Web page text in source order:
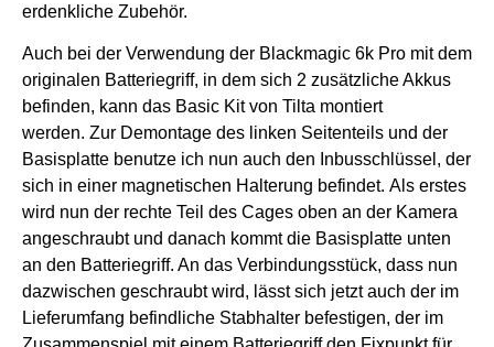
erdenkliche Zubehör.
Auch bei der Verwendung der Blackmagic 6k Pro mit dem
originalen Batteriegriff, in dem sich 2 zusätzliche Akkus
befinden, kann das Basic Kit von Tilta montiert
werden. Zur Demontage des linken Seitenteils und der
Basisplatte benutze ich nun auch den Inbusschlüssel, der
sich in einer magnetischen Halterung befindet. Als erstes
wird nun der rechte Teil des Cages oben an der Kamera
angeschraubt und danach kommt die Basisplatte unten
an den Batteriegriff. An das Verbindungsstück, dass nun
dazwischen geschraubt wird, lässt sich jetzt auch der im
Lieferumfang befindliche Stabhalter befestigen, der im